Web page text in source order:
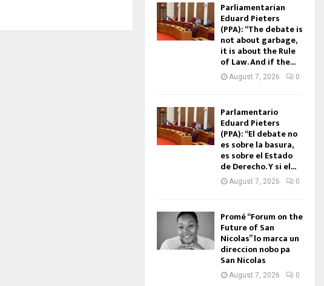
Parliamentarian
Eduard Pieters
(PPA): “The debate is
not about garbage,
it is about the Rule
of Law. And if the...
August 7, 2026 0
Parlamentario
Eduard Pieters
(PPA): “El debate no
es sobre la basura,
es sobre el Estado
de Derecho. Y si el...
August 7, 2026 0
Promé “Forum on the
Future of San
Nicolas” lo marca un
direccion nobo pa
San Nicolas
August 7, 2026 0